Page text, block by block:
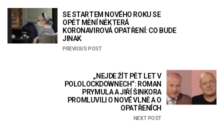
SE STARTEM NOVÉHO ROKU SE
OPĚT MĚNÍ NĚKTERÁ
KORONAVIROVÁ OPATŘENÍ: CO BUDE
JINAK
PREVIOUS POST
„NEJDE ŽÍT PĚT LET V
POLOLOCKDOWNECH“: ROMAN
PRYMULA A JIŘÍ ŠINKORA
PROMLUVILI O NOVÉ VLNĚ A O
OPATŘENÍCH
NEXT POST